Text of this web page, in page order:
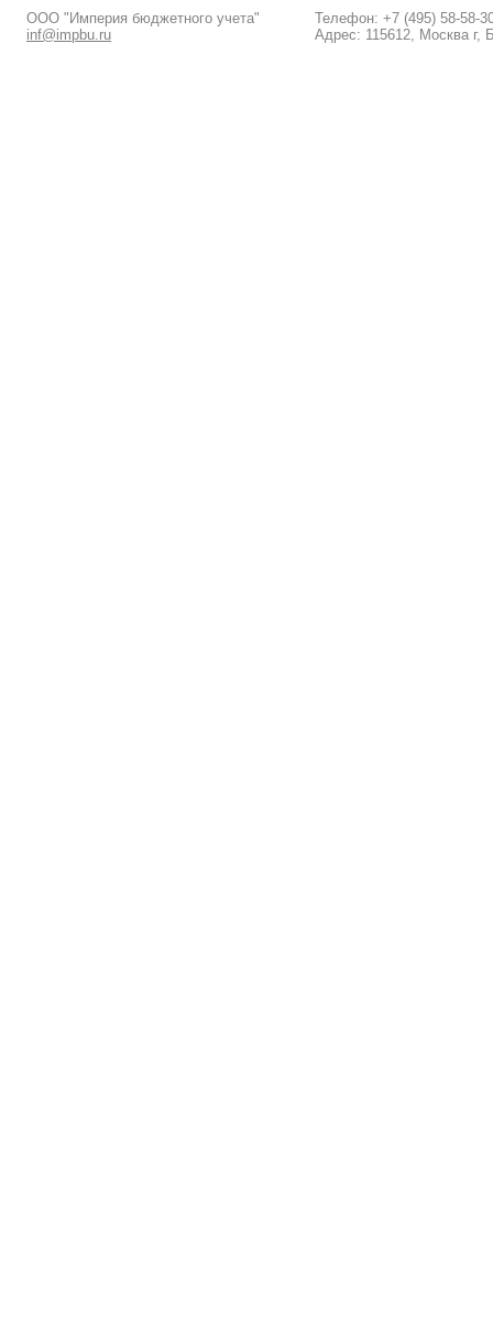
ООО "Империя бюджетного учета"
inf@impbu.ru
Телефон: +7 (495) 58-58-
Адрес: 115612, Москва г,